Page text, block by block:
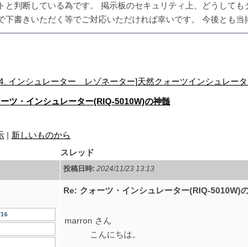
と判断している為です。 掲示板のセキュリティ上、どうして
下書きいただく等でご対応いただければ幸いです。 今後とも当
インシュレーター レゾネーター]天然クォーツインシュレー
ツ・インシュレーター(RIQ-5010W)の神髄
| 新しいものから
スレッド
投稿日時: 2024/11/23 13:13
Re: クォーツ・インシュレーター(RIQ-5010W)
marron さん
こんにちは。